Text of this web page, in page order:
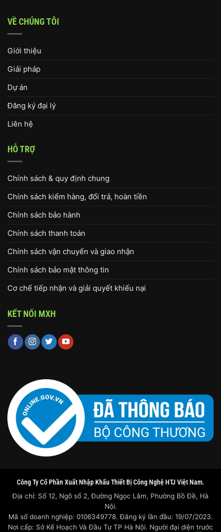
VỀ CHÚNG TÔI
Giới thiệu
Giải pháp
Dự án
Đăng ký đại lý
Liên hệ
HỖ TRỢ
Chính sách & quy định chung
Chính sách kiểm hàng, đổi trả, hoàn tiền
Chính sách bảo hành
Chính sách thanh toán
Chính sách vận chuyển và giao nhận
Chính sách bảo mật thông tin
Cơ chế tiếp nhận và giải quyết khiếu nại
KẾT NỐI MXH
Công Ty Cổ Phần Xuất Nhập Khẩu Thiết Bị Công Nghệ HTJ Việt Nam.
Địa chỉ: Số 12, Ngõ số 2, Đường Ngọc Lâm, Phường Bồ Đề, Hà
Nội.
Mã số doanh nghiệp: 0106349778. Đăng ký lần đầu: 19/07/2023.
Nơi cấp: Sở Kế Hoạch Và Đầu Tư TP Hà Nội. Người đại diện trước